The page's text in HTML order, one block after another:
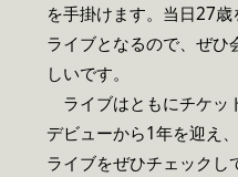
を手掛けます。当日27
ライブとなるので、ぜひ
しいです。
ライブはともにチケッ
デビューから1年を迎え
ライブをぜひチェックし